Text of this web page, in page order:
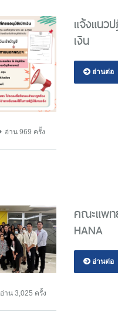
อ่าน 969 ครั้ง
แจ้งแนว
เงิน
อ่านต่อ
อ่าน 3,025 ครั้ง
คณะแพท
HANA
อ่านต่อ